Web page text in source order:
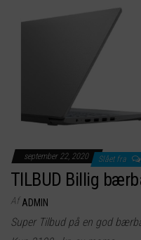
september 22, 2020 Slået fra
TILBUD Billig
Af ADMIN
Super Tilbud på en god